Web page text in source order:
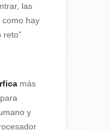
las
hay
reto”
más
y